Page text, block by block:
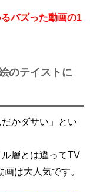
バズった動画の1
のテイストに
かダサい」とい
層とは違ってTV
は大人気です。